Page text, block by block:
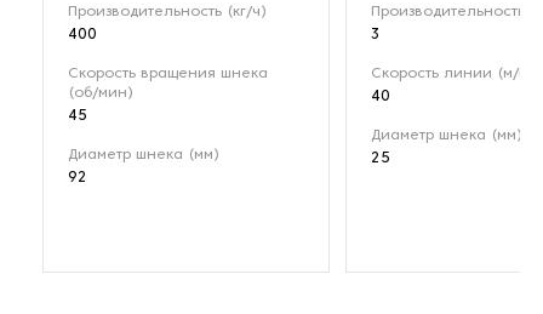
Производительность (кг/ч)
400
Скорость вращения шнека
(об/мин)
45
Диаметр шнека (мм)
92
Производительность
3
Скорость линии (м/
40
Диаметр шнека (мм)
25